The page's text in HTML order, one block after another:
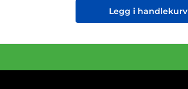
Legg i handlekurv